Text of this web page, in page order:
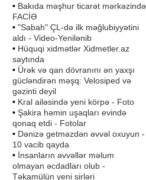
• Bakıda məşhur ticarət mərkəzində
FACİƏ
• "Sabah" ÇL-də ilk məğlubiyyətini
aldı - Video-Yenilənib
• Hüquqi xidmətlər Xidmetler.az
saytında
• Ürək və qan dövranını ən yaxşı
gücləndirən məşq: Velosiped və
gəzinti deyil
• Kral ailəsində yeni körpə - Foto
• Şakira həmin uşaqları evində
qonaq etdi - Fotolar
• Dənizə getməzdən əvvəl oxuyun -
10 vacib qayda
• İnsanların əvvəllər məlum
olmayan əcdadları olub -
Təkamülün yeni sirləri